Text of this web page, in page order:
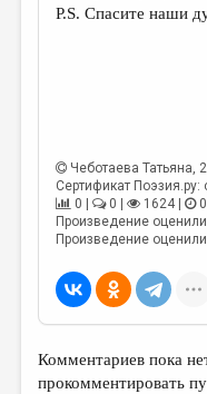
КНИЖНАЯ ПОЛКА
КОЛОНКА РЕДАКТОРА
РЕДКОЛЛЕГИЯ
МАЛАЯ ПРОЗА
P.S. Спасите наши
Чеботаева Татьяна,
Сертификат
0 |
0 | 1624 |
Произведение оценили
Произведение оценили
Комментариев пока
прокомментировать